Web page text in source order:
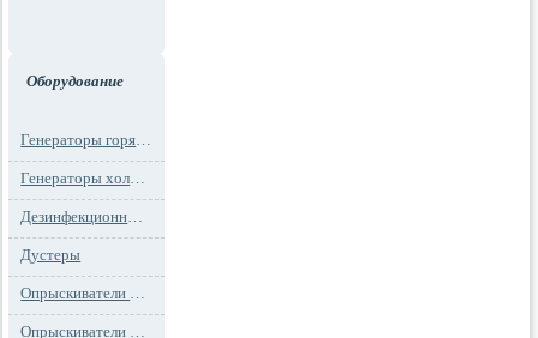
Оборудование
Генераторы горячего тумана
Генераторы холодного тумана
Дезинфекционные установки
Дустеры
Опрыскиватели моторные
Опрыскиватели ранцевые